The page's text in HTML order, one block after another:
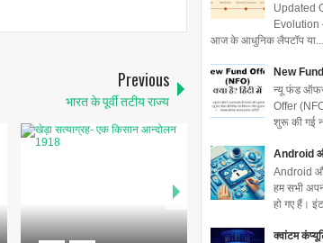
Previous
भारत के पूर्वी तटीय राज्य
Updated
Evolution
आज के आधुनिक लैपटॉप या...
New
न्यू फंड
Offer
शुरू की गई
Android
Android
हम सभी
हो गए हैं।
क्वांटम